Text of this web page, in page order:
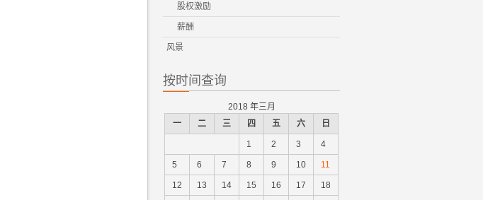
股权激励
薪酬
风景
按时间查询
2018 年三月
一
二 三 四 五 六 日
1 2 3 4
5 6 7 8 9 10 11
12 13 14 15 16 17 18